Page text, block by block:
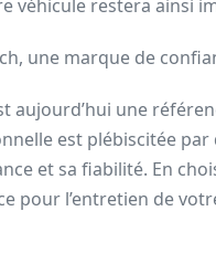
véhicule restera ainsi
une marque de
aujourd’hui une
est plébiscitée
et sa fiabilité. En
pour l’entretien de